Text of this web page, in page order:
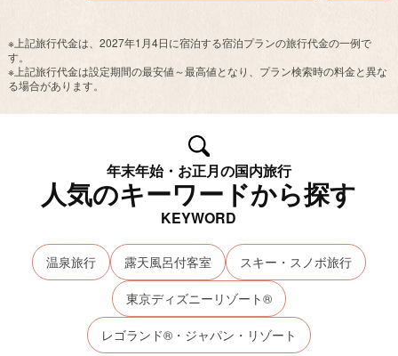
※上記旅行代金は、2027年1月4日に宿泊する宿泊プランの旅行代金の一例で
す。
※上記旅行代金は設定期間の最安値～最高値となり、プラン検索時の料金と異な
る場合があります。
年末年始・お正月の国内旅行
人気のキーワードから探す
KEYWORD
温泉旅行 露天風呂付客室 スキー・スノボ旅行
東京ディズニーリゾート®
レゴランド®・ジャパン・リゾート